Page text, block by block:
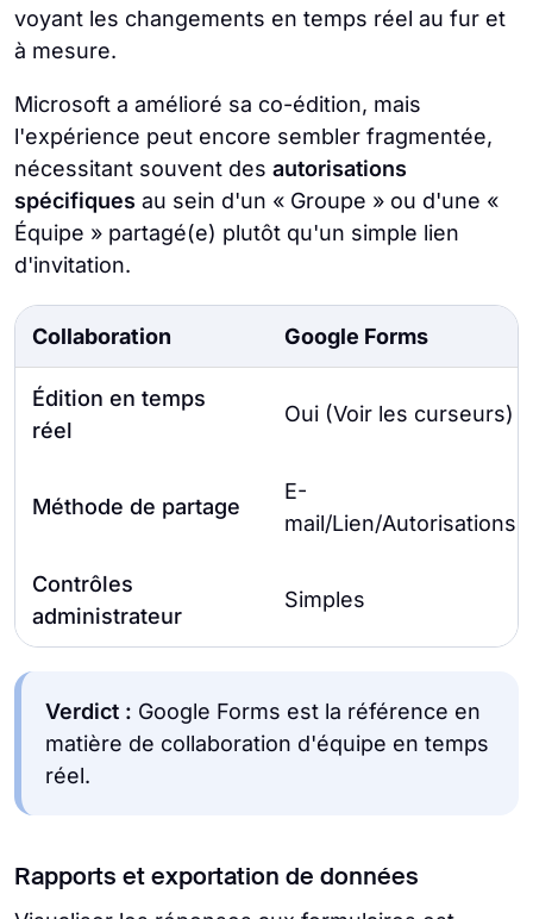
voyant les changements en temps réel au fur et
à mesure.
Microsoft a amélioré sa co-édition, mais
l'expérience peut encore sembler fragmentée,
nécessitant souvent des autorisations
spécifiques au sein d'un « Groupe » ou d'une «
Équipe » partagé(e) plutôt qu'un simple lien
d'invitation.
Collaboration Google Forms
Édition en temps
réel
Oui (Voir les curseurs)
Méthode de partage
E-
mail/Lien/Autorisations
Contrôles
administrateur
Simples
Verdict : Google Forms est la référence en
matière de collaboration d'équipe en temps
réel.
Rapports et exportation de données